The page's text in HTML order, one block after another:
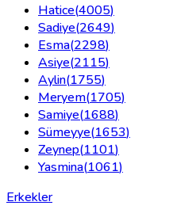
Hatice(4005)
Sadiye(2649)
Esma(2298)
Asiye(2115)
Aylin(1755)
Meryem(1705)
Samiye(1688)
Sümeyye(1653)
Zeynep(1101)
Yasmina(1061)
Erkekler